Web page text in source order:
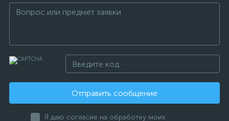
Отправить сообщение
Я даю согласие на обработку моих